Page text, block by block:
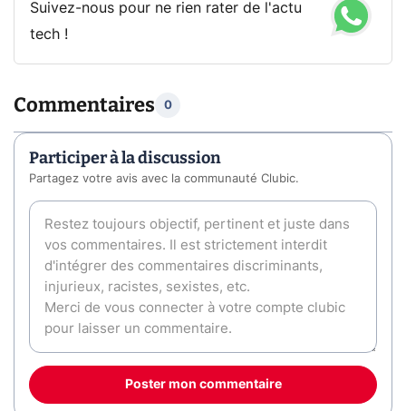
Suivez-nous pour ne rien rater de l'actu
tech !
Commentaires 0
Participer à la discussion
Partagez votre avis avec la communauté Clubic.
Poster mon commentaire